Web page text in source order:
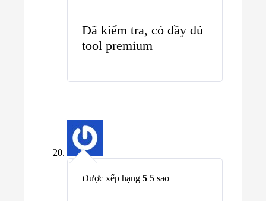
Đã kiểm tra, có đầy đủ
tool premium
Được xếp hạng 5 5 sao